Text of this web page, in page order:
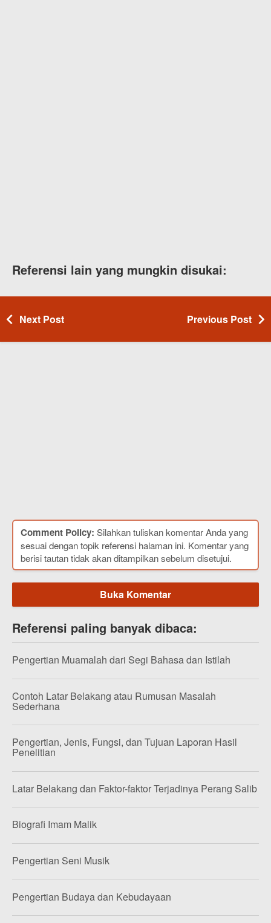
Referensi lain yang mungkin disukai:
Next Post Previous Post
Comment Policy: Silahkan tuliskan komentar Anda yang
sesuai dengan topik referensi halaman ini. Komentar yang
berisi tautan tidak akan ditampilkan sebelum disetujui.
Buka Komentar
Referensi paling banyak dibaca:
Pengertian Muamalah dari Segi Bahasa dan Istilah
Contoh Latar Belakang atau Rumusan Masalah
Sederhana
Pengertian, Jenis, Fungsi, dan Tujuan Laporan Hasil
Penelitian
Latar Belakang dan Faktor-faktor Terjadinya Perang Salib
Biografi Imam Malik
Pengertian Seni Musik
Pengertian Budaya dan Kebudayaan